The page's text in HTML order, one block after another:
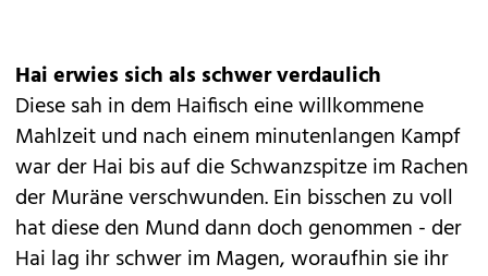
Hai erwies sich als schwer verdaulich
Diese sah in dem Haifisch eine willkommene
Mahlzeit und nach einem minutenlangen Kampf
war der Hai bis auf die Schwanzspitze im Rachen
der Muräne verschwunden. Ein bisschen zu voll
hat diese den Mund dann doch genommen - der
Hai lag ihr schwer im Magen, woraufhin sie ihr